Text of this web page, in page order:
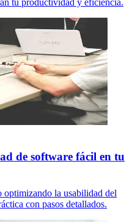
tu productividad y eficiencia.
de software fácil en tu
optimizando la usabilidad del
con pasos detallados.